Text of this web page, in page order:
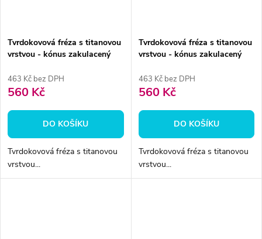
Tvrdokovová fréza s titanovou
vrstvou - kónus zakulacený
463 Kč bez DPH
560 Kč
DO KOŠÍKU
Tvrdokovová fréza s titanovou
vrstvou...
Tvrdokovová fréza s titanovou
vrstvou - kónus zakulacený
463 Kč bez DPH
560 Kč
DO KOŠÍKU
Tvrdokovová fréza s titanovou
vrstvou...